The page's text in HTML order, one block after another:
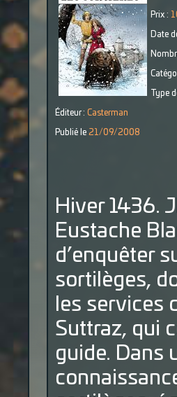
Prix :
Date
Type
Éditeur : Casterman
Publié le 21/09/2008
Hiver 1436.
Eustache
d’enquêter
sortilèges,
les services
Suttraz, qui
guide. Dans